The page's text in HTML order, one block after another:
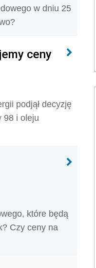
w dniu 25
ceny
podjął decyzję
98 i oleju
które będą
Czy ceny na